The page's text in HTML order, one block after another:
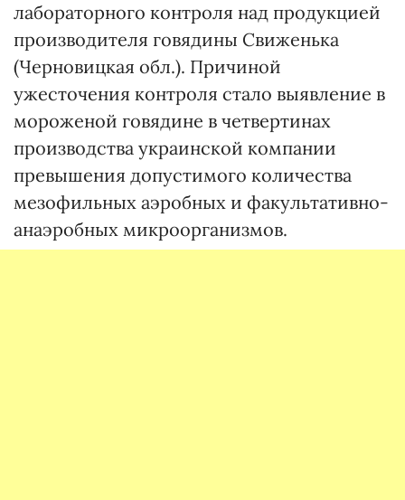
лабораторного контроля над продукцией
производителя говядины Свиженька
(Черновицкая обл.). Причиной
ужесточения контроля стало выявление в
мороженой говядине в четвертинах
производства украинской компании
превышения допустимого количества
мезофильных аэробных и факультативно-
анаэробных микроорганизмов.